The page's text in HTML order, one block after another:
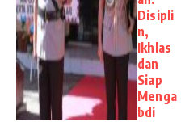
Disipli
n,
Ikhlas
dan
Siap
Menga
bdi